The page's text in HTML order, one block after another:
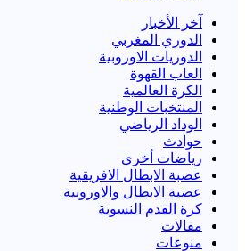
آخر الأخبار
الدوري المغربي
الدوريات الاوروبية
العاب القهوة
الكرة العالمية
المنتخبات الوطنية
الوداد الرياضي
حوادث
رياضات أخرى
عصبة الابطال الافريقية
عصبة الابطال والاوروبية
كرة القدم النسوية
مقالات
منوعات